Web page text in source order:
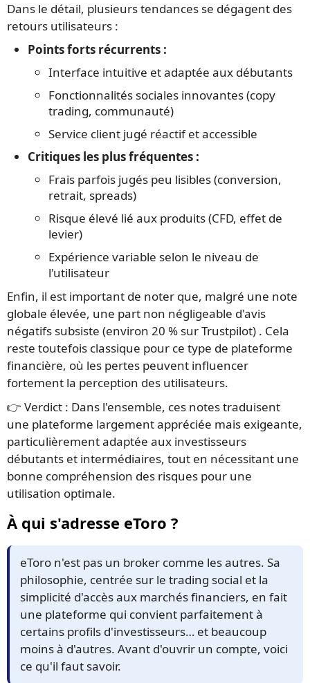
Dans le détail, plusieurs tendances se dégagent des
retours utilisateurs :
Points forts récurrents :
Interface intuitive et adaptée aux débutants
Fonctionnalités sociales innovantes (copy
trading, communauté)
Service client jugé réactif et accessible
Critiques les plus fréquentes :
Frais parfois jugés peu lisibles (conversion,
retrait, spreads)
Risque élevé lié aux produits (CFD, effet de
levier)
Expérience variable selon le niveau de
l'utilisateur
Enfin, il est important de noter que, malgré une note
globale élevée, une part non négligeable d'avis
négatifs subsiste (environ 20 % sur Trustpilot) . Cela
reste toutefois classique pour ce type de plateforme
financière, où les pertes peuvent influencer
fortement la perception des utilisateurs.
👉 Verdict : Dans l'ensemble, ces notes traduisent
une plateforme largement appréciée mais exigeante,
particulièrement adaptée aux investisseurs
débutants et intermédiaires, tout en nécessitant une
bonne compréhension des risques pour une
utilisation optimale.
À qui s'adresse eToro ?
eToro n'est pas un broker comme les autres. Sa
philosophie, centrée sur le trading social et la
simplicité d'accès aux marchés financiers, en fait
une plateforme qui convient parfaitement à
certains profils d'investisseurs… et beaucoup
moins à d'autres. Avant d'ouvrir un compte, voici
ce qu'il faut savoir.